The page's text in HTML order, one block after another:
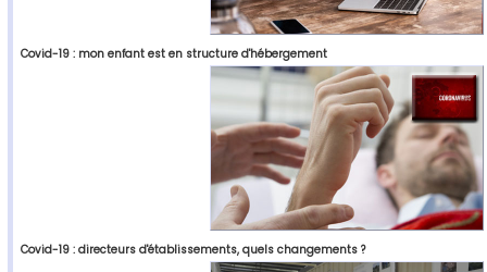
Covid-19 : mon enfant est en structure d'hébergement
Covid-19 : directeurs d'établissements, quels changements ?